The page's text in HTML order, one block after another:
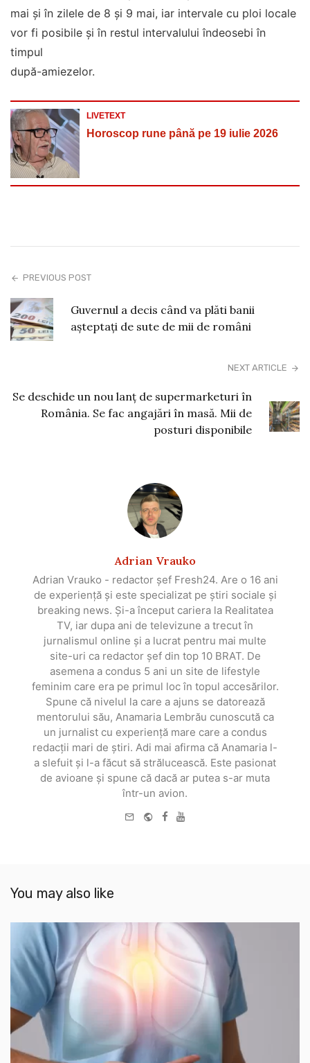
mai și în zilele de 8 și 9 mai, iar intervale cu ploi locale
vor fi posibile și în restul intervalului îndeosebi în
timpul
după-amiezelor.
LIVETEXT
Horoscop rune până pe 19 iulie 2026
PREVIOUS POST
Guvernul a decis când va plăti banii
așteptați de sute de mii de români
NEXT ARTICLE
Se deschide un nou lanţ de supermarketuri în
România. Se fac angajări în masă. Mii de
posturi disponibile
Adrian Vrauko
Adrian Vrauko - redactor șef Fresh24. Are o 16 ani
de experiență și este specializat pe știri sociale și
breaking news. Și-a început cariera la Realitatea
TV, iar dupa ani de televizune a trecut în
jurnalismul online și a lucrat pentru mai multe
site-uri ca redactor șef din top 10 BRAT. De
asemena a condus 5 ani un site de lifestyle
feminim care era pe primul loc în topul accesărilor.
Spune că nivelul la care a ajuns se datorează
mentorului său, Anamaria Lembrău cunoscută ca
un jurnalist cu experiență mare care a condus
redacții mari de știri. Adi mai afirma că Anamaria l-
a slefuit și l-a făcut să strălucească. Este pasionat
de avioane și spune că dacă ar putea s-ar muta
într-un avion.
e-
WebsiteFacebook
You may also like